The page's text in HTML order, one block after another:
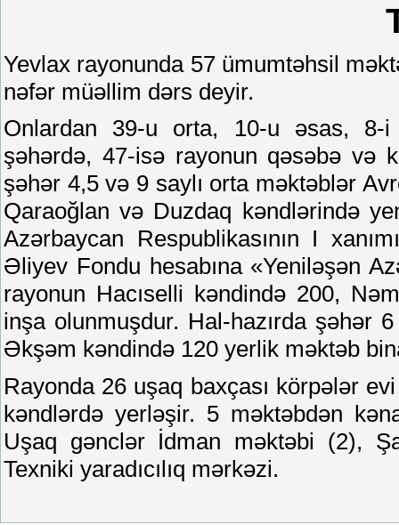
Yevlax rayonunda 57 ümumtəhsil
nəfər müəllim dərs deyir.
Onlardan 39-u orta, 10-u əsas, 8-
şəhərdə, 47-isə rayonun qəsəbə və
şəhər 4,5 və 9 saylı orta məktəblər
Qaraoğlan və Duzdaq kəndlərində
Azərbaycan Respublikasının I
Əliyev Fondu hesabına «Yeniləşən
rayonun Hacıselli kəndində 200,
inşa olunmuşdur. Hal-hazırda şəhər
Əkşəm kəndində 120 yerlik məktəb
Rayonda 26 uşaq baxçası körpələr
kəndlərdə yerləşir. 5 məktəbdən
Uşaq gənclər İdman məktəbi (2),
Texniki yaradıcılıq mərkəzi.